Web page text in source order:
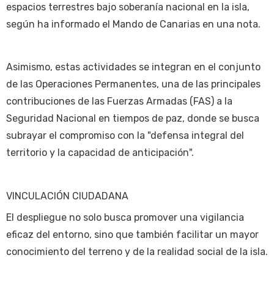
espacios terrestres bajo soberanía nacional en la isla,
según ha informado el Mando de Canarias en una nota.
Asimismo, estas actividades se integran en el conjunto
de las Operaciones Permanentes, una de las principales
contribuciones de las Fuerzas Armadas (FAS) a la
Seguridad Nacional en tiempos de paz, donde se busca
subrayar el compromiso con la "defensa integral del
territorio y la capacidad de anticipación".
VINCULACIÓN CIUDADANA
El despliegue no solo busca promover una vigilancia
eficaz del entorno, sino que también facilitar un mayor
conocimiento del terreno y de la realidad social de la isla.